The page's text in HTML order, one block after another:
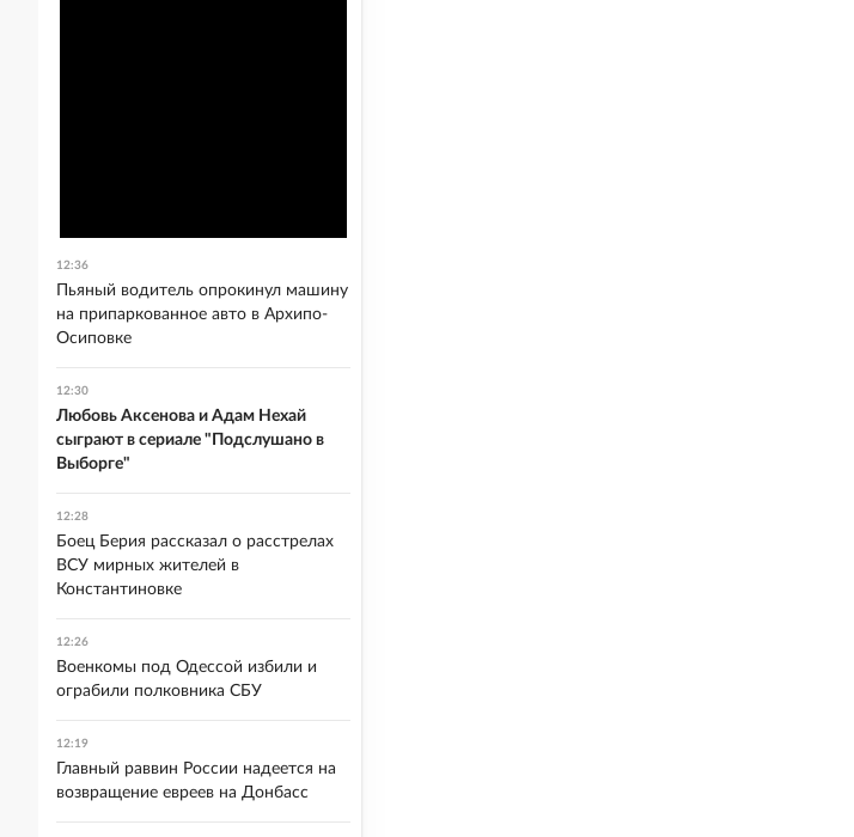
12:36
Пьяный водитель опрокинул машину
на припаркованное авто в Архипо-
Осиповке
12:30
Любовь Аксенова и Адам Нехай
сыграют в сериале "Подслушано в
Выборге"
12:28
Боец Берия рассказал о расстрелах
ВСУ мирных жителей в
Константиновке
12:26
Военкомы под Одессой избили и
ограбили полковника СБУ
12:19
Главный раввин России надеется на
возвращение евреев на Донбасс